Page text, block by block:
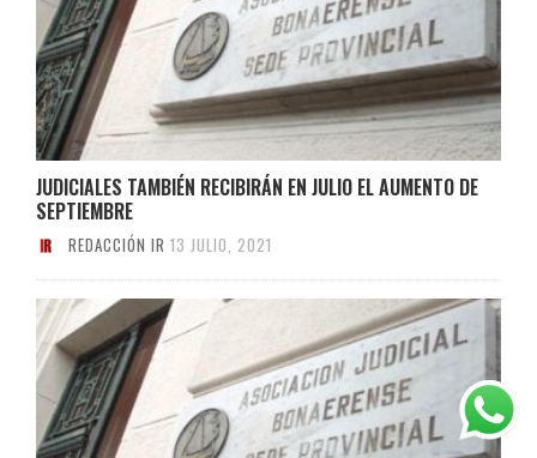
JUDICIALES TAMBIÉN RECIBIRÁN EN JULIO EL AUMENTO DE
SEPTIEMBRE
REDACCIÓN IR 13 JULIO, 2021